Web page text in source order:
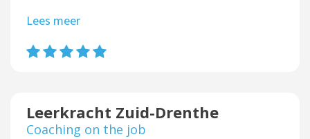
Lees meer
Leerkracht Zuid-Drenthe
Coaching on the job